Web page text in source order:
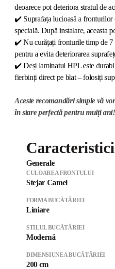
deoarece pot deteriora stratul de
✔️ Suprafața lucioasă a fronturilor
specială. După instalare, aceasta
✔️ Nu curățați fronturile timp de
pentru a evita deteriorarea
✔️ Deși laminatul HPL este
fierbinți direct pe blat – folosiți
Aceste recomandări simple vă
în stare perfectă pentru mulți ani!
Caracteristici
Generale
CULOAREA FRONTULUI
Stejar Camel
FORMA BUCĂTĂRIEI
Liniare
STILUL BUCĂTĂRIEI
Modernă
DIMENSIUNEA BUCĂTĂRIEI
200 cm